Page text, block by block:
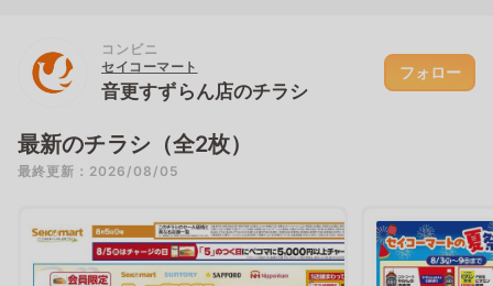
コンビニ
セイコーマート
音更すずらん店のチラシ
フォロー
最新のチラシ（全2枚）
最終更新：2026/08/05